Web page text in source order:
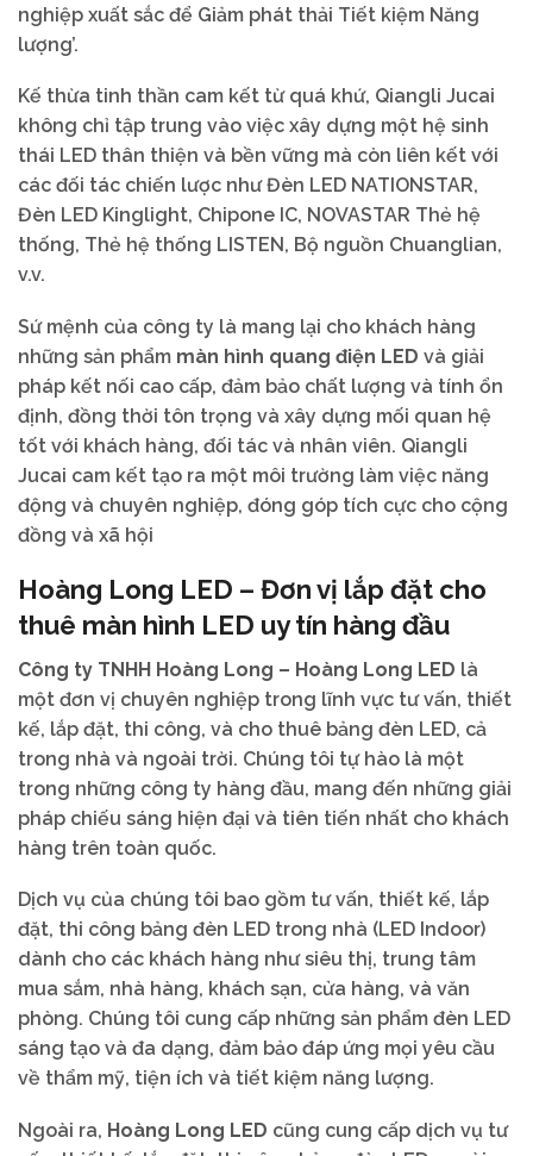
nghiệp xuất sắc để Giảm phát thải Tiết kiệm Năng
lượng’.
Kế thừa tinh thần cam kết từ quá khứ, Qiangli Jucai
không chỉ tập trung vào việc xây dựng một hệ sinh
thái LED thân thiện và bền vững mà còn liên kết với
các đối tác chiến lược như Đèn LED NATIONSTAR,
Đèn LED Kinglight, Chipone IC, NOVASTAR Thẻ hệ
thống, Thẻ hệ thống LISTEN, Bộ nguồn Chuanglian,
v.v.
Sứ mệnh của công ty là mang lại cho khách hàng
những sản phẩm màn hình quang điện LED và giải
pháp kết nối cao cấp, đảm bảo chất lượng và tính ổn
định, đồng thời tôn trọng và xây dựng mối quan hệ
tốt với khách hàng, đối tác và nhân viên. Qiangli
Jucai cam kết tạo ra một môi trường làm việc năng
động và chuyên nghiệp, đóng góp tích cực cho cộng
đồng và xã hội
Hoàng Long LED – Đơn vị lắp đặt cho
thuê màn hình LED uy tín hàng đầu
Công ty TNHH Hoàng Long – Hoàng Long LED là
một đơn vị chuyên nghiệp trong lĩnh vực tư vấn, thiết
kế, lắp đặt, thi công, và cho thuê bảng đèn LED, cả
trong nhà và ngoài trời. Chúng tôi tự hào là một
trong những công ty hàng đầu, mang đến những giải
pháp chiếu sáng hiện đại và tiên tiến nhất cho khách
hàng trên toàn quốc.
Dịch vụ của chúng tôi bao gồm tư vấn, thiết kế, lắp
đặt, thi công bảng đèn LED trong nhà (LED Indoor)
dành cho các khách hàng như siêu thị, trung tâm
mua sắm, nhà hàng, khách sạn, cửa hàng, và văn
phòng. Chúng tôi cung cấp những sản phẩm đèn LED
sáng tạo và đa dạng, đảm bảo đáp ứng mọi yêu cầu
về thẩm mỹ, tiện ích và tiết kiệm năng lượng.
Ngoài ra, Hoàng Long LED cũng cung cấp dịch vụ tư